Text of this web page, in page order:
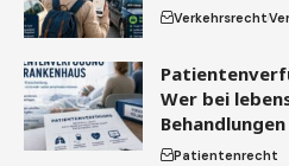
Verkehrsrecht
Wer bei
Patientenrecht